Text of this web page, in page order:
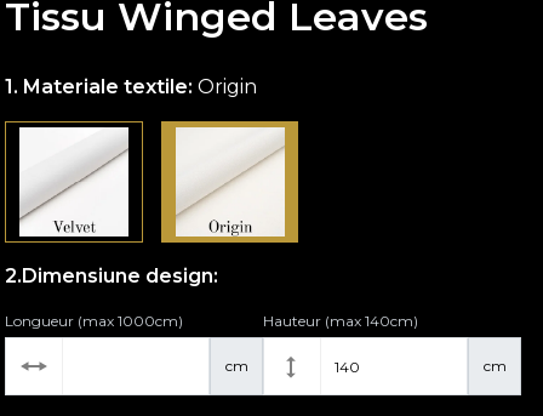
Tissu Winged Leaves
Materiale textile:Origin
Dimensiune design:
cm
Longueur (max 1000cm)
cm
Hauteur (max 140cm)